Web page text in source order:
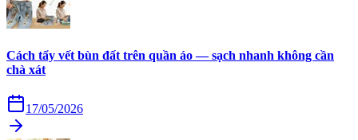
Cách tẩy vết bùn đất trên quần áo — sạch nhanh không cần
chà xát
17/05/2026